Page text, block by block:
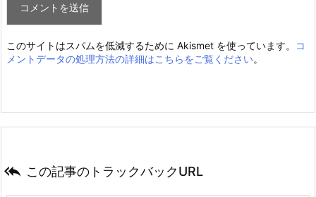
このサイトはスパムを低減するために Akismet を使っています。
コ
メントデータの処理方法の詳細はこちらをご覧ください。
 この記事のトラックバックURL